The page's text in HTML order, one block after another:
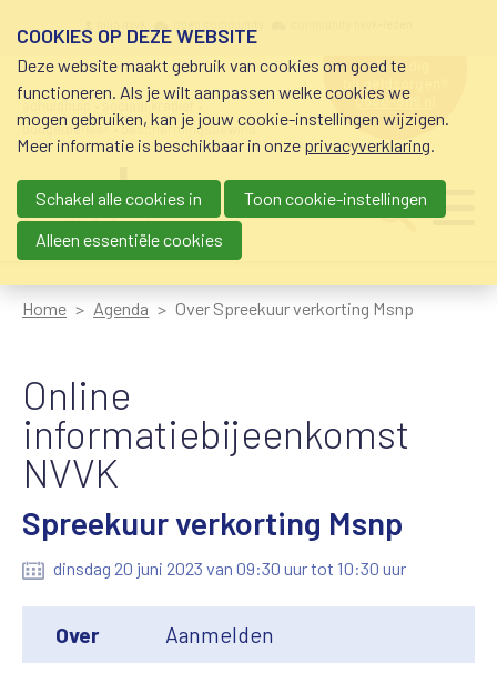
schuldhulp • sociaal krediet •
budgetbeheer • beschermingsbewind
hulp nodig
bij geldzorgen?
0800-8115.nl
Main navigation
Home Agenda Over Spreekuur verkorting Msnp
Online
informatiebijeenkomst
NVVK
Spreekuur verkorting Msnp
dinsdag 20 juni 2023 van 09:30 uur tot 10:30 uur
Over Aanmelden
COOKIES OP DEZE WEBSITE
Deze website maakt gebruik van cookies om goed te
functioneren. Als je wilt aanpassen welke cookies we
mogen gebruiken, kan je jouw cookie-instellingen wijzigen.
Meer informatie is beschikbaar in onze privacyverklaring.
Schakel alle cookies in
Toon cookie-instellingen
Alleen essentiële cookies